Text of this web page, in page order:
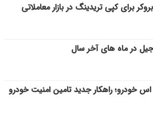
برای کپی‌ تریدینگ در بازار معاملاتی
در ماه های آخر سال
خودرو؛ راهکار جدید تامین امنیت خودرو